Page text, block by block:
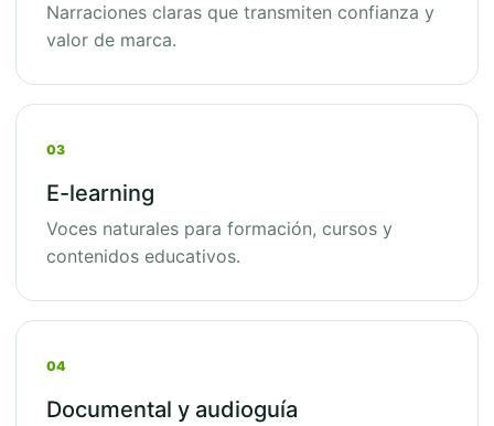
Narraciones claras que transmiten confianza y
valor de marca.
03
E-learning
Voces naturales para formación, cursos y
contenidos educativos.
04
Documental y audioguía